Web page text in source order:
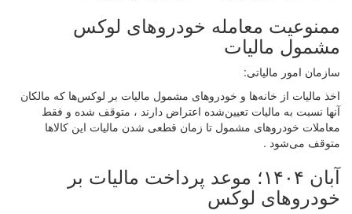
ممنوعیت معامله خودروهای لوکس
مشمول مالیات
سازمان امور مالیاتی:
اخذ مالیات از خانه‌ها و خودروهای مشمول مالیات بر لوکس‌ها که مالکان
آنها نسبت به مالیات تعیین‌شده اعتراض دارند ، متوقف شده و فقط
معاملات خودروهای مشمول تا زمان قطعی شدن مالیات این کالاها
متوقف می‌شود .
آبان ۱۴۰۴؛ موعد پرداخت مالیات بر
خودروهای لوکس